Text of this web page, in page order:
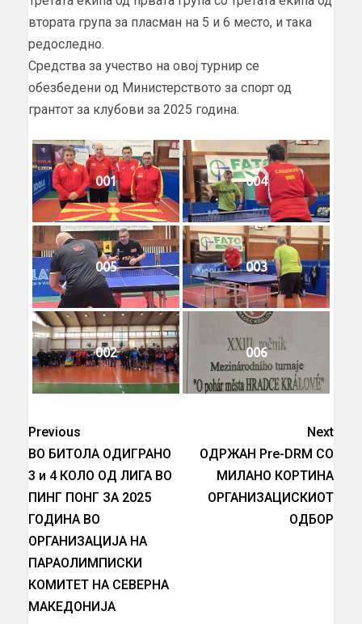
втората група за пласман на 5 и 6 место, и така
редоследно.
Средства за учество на овој турнир се
обезбедени од Министерството за спорт од
грантот за клубови за 2025 година.
001 004
005 003
002 006
Previous
ВО БИТОЛА ОДИГРАНО
3 и 4 КОЛО ОД ЛИГА ВО
ПИНГ ПОНГ ЗА 2025
ГОДИНА ВО
ОРГАНИЗАЦИЈА НА
ПАРАОЛИМПИСКИ
КОМИТЕТ НА СЕВЕРНА
МАКЕДОНИЈА
Next
ОДРЖАН Pre-DRM СО
МИЛАНО КОРТИНА
ОРГАНИЗАЦИСКИОТ
ОДБОР